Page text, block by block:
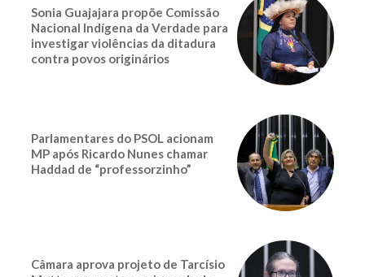
Sonia Guajajara propõe Comissão
Nacional Indígena da Verdade para
investigar violências da ditadura
contra povos originários
Parlamentares do PSOL acionam
MP após Ricardo Nunes chamar
Haddad de “professorzinho”
Câmara aprova projeto de Tarcísio